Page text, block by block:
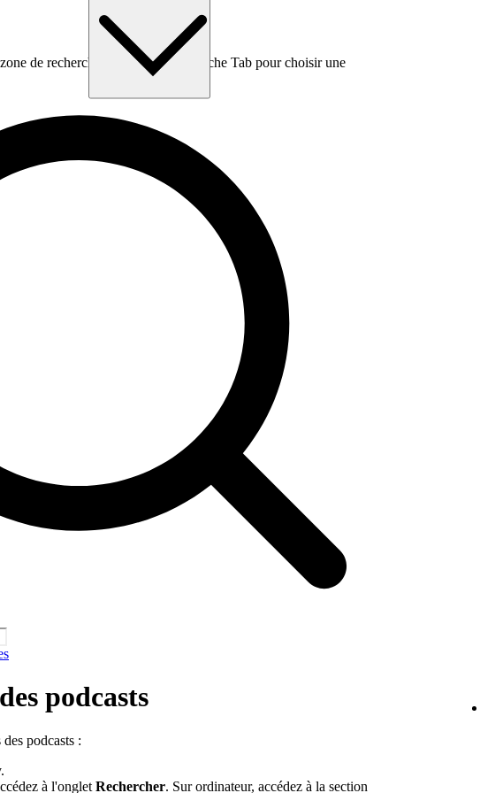
de recherche, puis utilisez la touche Tab pour choisir une
podcasts
podcasts :
à l'onglet Rechercher. Sur ordinateur, accédez à la section